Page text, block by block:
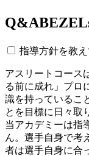
Q&A
指導方針を教
アスリートコース
る前に成れ」プロ
識を持っているこ
とを目標に日々取
当アカデミーは指
ん。選手自身で考
者は選手自身に合